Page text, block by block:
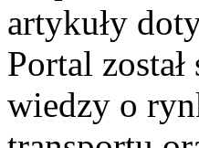
artykuły
Portal
wiedzy o